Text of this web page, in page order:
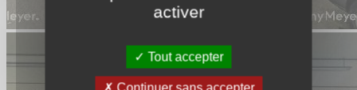
activer
Tout accepter